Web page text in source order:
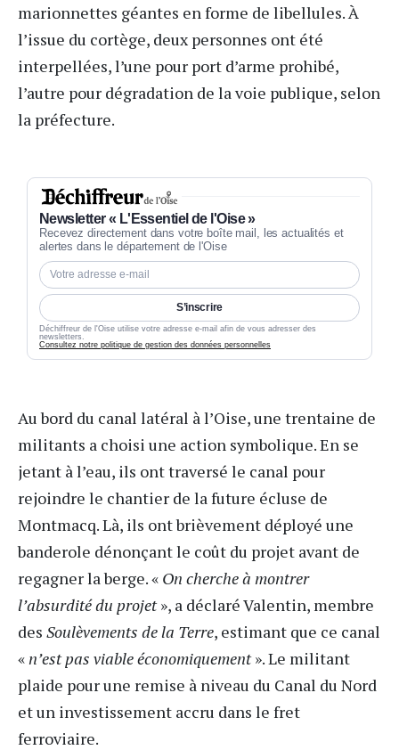
marionnettes géantes en forme de libellules. À
l’issue du cortège, deux personnes ont été
interpellées, l’une pour port d’arme prohibé,
l’autre pour dégradation de la voie publique, selon
la préfecture.
Newsletter « L'Essentiel de l'Oise »
Recevez directement dans votre boîte mail, les actualités et
alertes dans le département de l'Oise
S’inscrire
Déchiffreur de l'Oise utilise votre adresse e-mail afin de vous adresser des
newsletters.
Consultez notre politique de gestion des données personnelles
Au bord du canal latéral à l’Oise, une trentaine de
militants a choisi une action symbolique. En se
jetant à l’eau, ils ont traversé le canal pour
rejoindre le chantier de la future écluse de
Montmacq. Là, ils ont brièvement déployé une
banderole dénonçant le coût du projet avant de
regagner la berge. « On cherche à montrer
l’absurdité du projet», a déclaré Valentin, membre
des Soulèvements de la Terre, estimant que ce canal
« n’est pas viable économiquement». Le militant
plaide pour une remise à niveau du Canal du Nord
et un investissement accru dans le fret
ferroviaire.